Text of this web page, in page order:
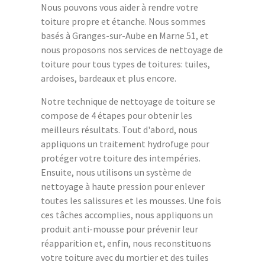
Nous pouvons vous aider à rendre votre
toiture propre et étanche. Nous sommes
basés à Granges-sur-Aube en Marne 51, et
nous proposons nos services de nettoyage de
toiture pour tous types de toitures: tuiles,
ardoises, bardeaux et plus encore.
Notre technique de nettoyage de toiture se
compose de 4 étapes pour obtenir les
meilleurs résultats. Tout d'abord, nous
appliquons un traitement hydrofuge pour
protéger votre toiture des intempéries.
Ensuite, nous utilisons un système de
nettoyage à haute pression pour enlever
toutes les salissures et les mousses. Une fois
ces tâches accomplies, nous appliquons un
produit anti-mousse pour prévenir leur
réapparition et, enfin, nous reconstituons
votre toiture avec du mortier et des tuiles